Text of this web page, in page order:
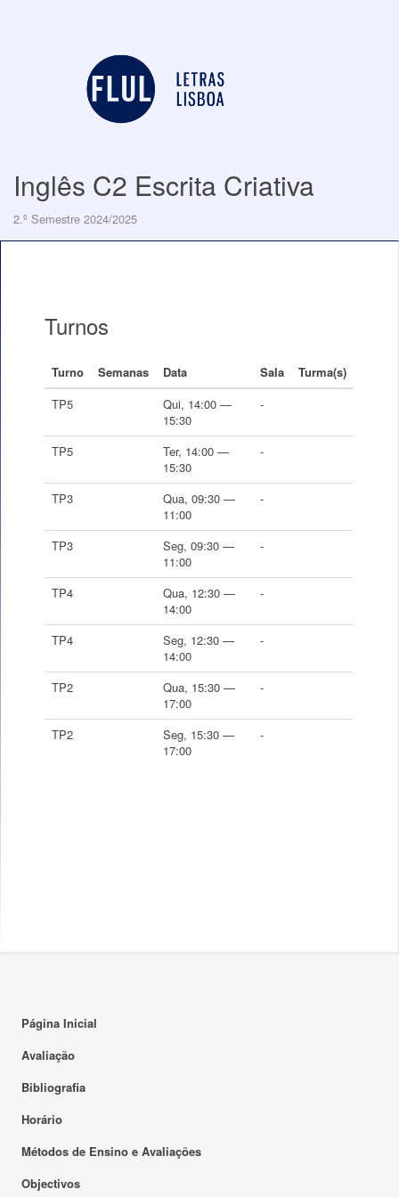
Inglês C2 Escrita Criativa
2.º Semestre 2024/2025
Turnos
Turno Semanas Data Sala
Turma(s)
TP5
Qui, 14:00 —
15:30
-
TP5
Ter, 14:00 —
15:30
-
TP3
Qua, 09:30 —
11:00
-
TP3
Seg, 09:30 —
11:00
-
TP4
Qua, 12:30 —
14:00
-
TP4
Seg, 12:30 —
14:00
-
TP2
Qua, 15:30 —
17:00
-
TP2
Seg, 15:30 —
17:00
-
Página Inicial
Avaliação
Bibliografia
Horário
Métodos de Ensino e Avaliações
Objectivos